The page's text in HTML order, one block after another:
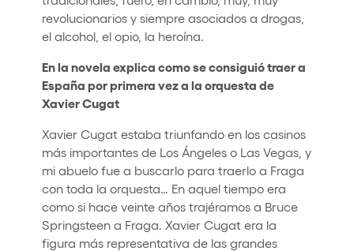
revolucionarios y siempre asociados a drogas,
el alcohol, el opio, la heroína.
En la novela explica como se consiguió traer a
España por primera vez a la orquesta de
Xavier Cugat
Xavier Cugat estaba triunfando en los casinos
más importantes de Los Ángeles o Las Vegas, y
mi abuelo fue a buscarlo para traerlo a Fraga
con toda la orquesta… En aquel tiempo era
como si hace veinte años trajéramos a Bruce
Springsteen a Fraga. Xavier Cugat era la
figura más representativa de las grandes